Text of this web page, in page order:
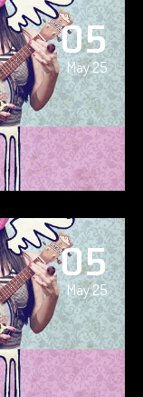
05
May 25
05
May 25